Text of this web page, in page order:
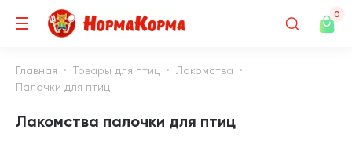
0
Главная Товары для птиц
Лакомства
Палочки для птиц
Лакомства палочки для птиц